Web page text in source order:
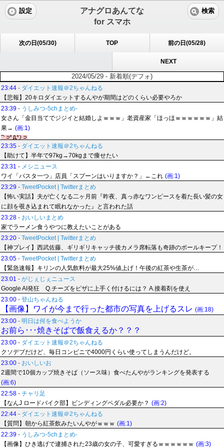
アナグロあんてな
for スマホ
設定 検索
次の日(05/30) TOP 前の日(05/28)
NEXT
2024/05/29 - 新着順(デフォ)
23:44 - ダイエット速報＠2ちゃんねる
【悲報】20キロダイエットするんやが期間はどのくらい必要やろか
23:39 - うしみつ-5chまとめ-
女さん「金目当てでジジイと結婚しよｗｗｗ」老資産家「ほっほｗｗｗｗｗｗ」結
果→ (画:1)
23:35 - ダイエット速報＠2ちゃんねる
【助けて】半年で97kg→70kgまで痩せたい
23:31 - メシニュース
ワイ「パスタ一つ」店員「スプーンはいりますか？」←これ (画:1)
23:29 - TweetPocket | Twitterまとめ
【怖い実話】夫が亡くなる二ヶ月前『昨夜、真っ赤なワンピースを着た長い髪の女
に顔を覗き込まれて眠れなかった』と言われた話
23:28 - おいしいまとめ
家でラーメン食うやつに教えたいことがある
23:20 - TweetPocket | Twitterまとめ
【神プレイ】西武佐藤、ギリギリキャッチ後カメラ席転落も奇跡のボールキープ！
23:05 - TweetPocket | Twitterまとめ
【緊急速報】キリンの人気飲料が最大25%値上げ！午後の紅茶や生茶が…
23:01 - がじぇじぇニュース
Google AI発狂 Q.チーズをピザに上手く付けるには？ A.接着剤を使え
23:00 - 登山ちゃんねる
【画像】ワイが今まで行った都市の写真を上げるスレ (画:18)
23:00 - 明日は何を食べようか
お前ら･･･焼きそばで飯食えるか？？？
23:00 - ダイエット速報＠2ちゃんねる
クソデブだけど、毎日コンビニで4000円くらい使ってしまうんだけど。
23:00 - おいしいお
2週間で10個カップ焼きそば（ソース味）食べたんやがランキングを発表する
(画:6)
22:58 - チャリ足
【なんJ ロードバイク部】ビンディングペダル必要か？ (画:2)
22:44 - ダイエット速報＠2ちゃんねる
【質問】朝から紅茶飲みたいんやがｗｗｗ (画:1)
22:39 - うしみつ-5chまとめ-
【画像】ひき逃げで逮捕された23歳の女の子、可愛すぎるｗｗｗｗｗｗ (画:3)